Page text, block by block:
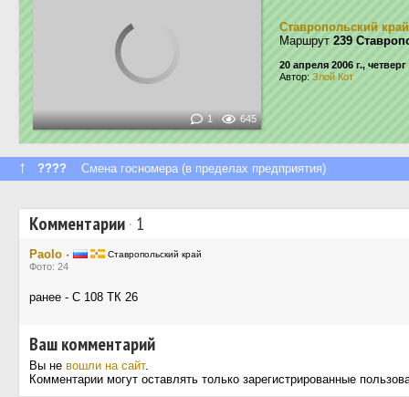
1 645
Ставропольский край
Маршрут 239
20 апреля 2006 г., четверг
Автор: Злой Кот
↑ ???? Смена госномера (в пределах предприятия)
Комментарии· 1
Paolo · Ставропольский край
Фото: 24
ранее - С 108 ТК 26
Ваш комментарий
Вы не вошли на сайт.
Комментарии могут оставлять только зарегистрированные